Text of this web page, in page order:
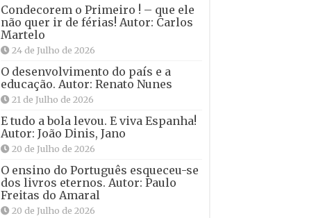
Condecorem o Primeiro ! – que ele
não quer ir de férias! Autor: Carlos
Martelo
24 de Julho de 2026
O desenvolvimento do país e a
educação. Autor: Renato Nunes
21 de Julho de 2026
E tudo a bola levou. E viva Espanha!
Autor: João Dinis, Jano
20 de Julho de 2026
O ensino do Português esqueceu-se
dos livros eternos. Autor: Paulo
Freitas do Amaral
20 de Julho de 2026